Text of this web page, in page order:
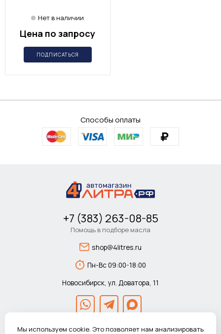
Нет в наличии
Цена по запросу
ПОДПИСАТЬСЯ
Способы оплаты
+7 (383) 263-08-85
Помощь в подборе масла
shop@4litres.ru
Пн-Вс 09:00-18:00
Новосибирск, ул. Доватора, 11
Мы используем cookie. Это позволяет нам анализировать